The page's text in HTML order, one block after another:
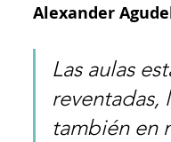
Alexander
Las aulas
reventadas,
también en